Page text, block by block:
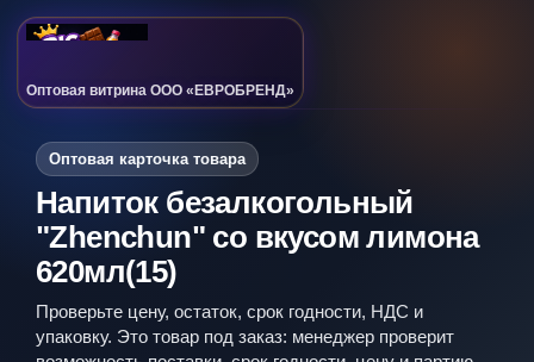
Оптовая витрина ООО «ЕВРОБРЕНД»
Оптовая карточка товара
Напиток безалкогольный
"Zhenchun" со вкусом лимона
620мл(15)
Проверьте цену, остаток, срок годности, НДС и
упаковку. Это товар под заказ: менеджер проверит